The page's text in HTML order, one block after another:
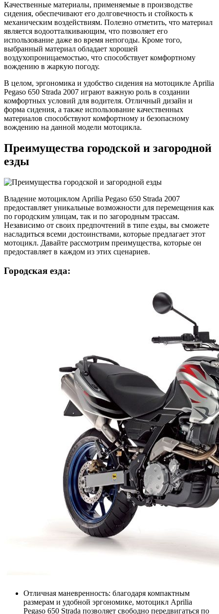
Качественные материалы, применяемые в производстве
сидения, обеспечивают его долговечность и стойкость к
механическим воздействиям. Полезно отметить, что материал
является водоотталкивающим, что позволяет его
использование даже во время непогоды. Кроме того,
выбранный материал обладает хорошей
воздухопроницаемостью, что способствует комфортному
вождению в жаркую погоду.
В целом, эргономика и удобство сидения на мотоцикле Aprilia
Pegaso 650 Strada 2007 играют важную роль в создании
комфортных условий для водителя. Отличный дизайн и
форма сидения, а также использование качественных
материалов способствуют комфортному и безопасному
вождению на данной модели мотоцикла.
Преимущества городской и загородной
езды
Владение мотоциклом Aprilia Pegaso 650 Strada 2007
предоставляет уникальные возможности для перемещения как
по городским улицам, так и по загородным трассам.
Независимо от своих предпочтений в типе езды, вы сможете
насладиться всеми достоинствами, которые предлагает этот
мотоцикл. Давайте рассмотрим преимущества, которые он
предоставляет в каждом из этих сценариев.
Городская езда:
Отличная маневренность: благодаря компактным
размерам и удобной эргономике, мотоцикл Aprilia
Pegaso 650 Strada позволяет свободно передвигаться по